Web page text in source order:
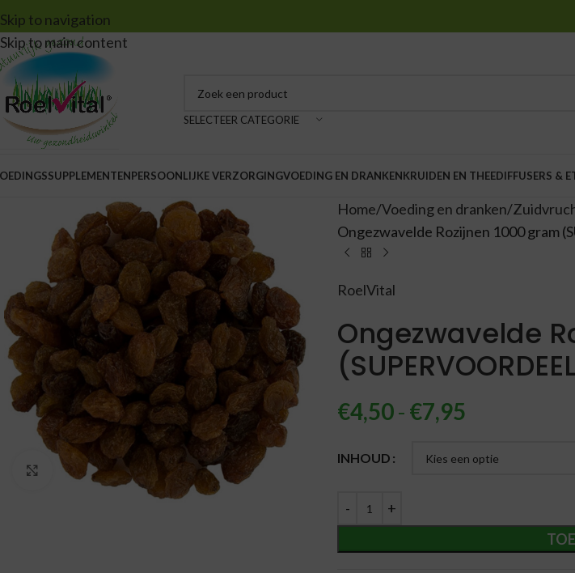
Skip to navigation
Skip to main content
SELECTEER CATEGORIE
PERSOONLIJKE VERZORGINGVOEDING EN DRANKENKRUIDEN EN THEEDIFFUSERS &
Vergroten
Home Voeding en dranken
Ongezwavelde Rozijnen 1000 gram
RoelVital
Ongezwavelde
€4,50- €7,95
INHOUD
Alternative: